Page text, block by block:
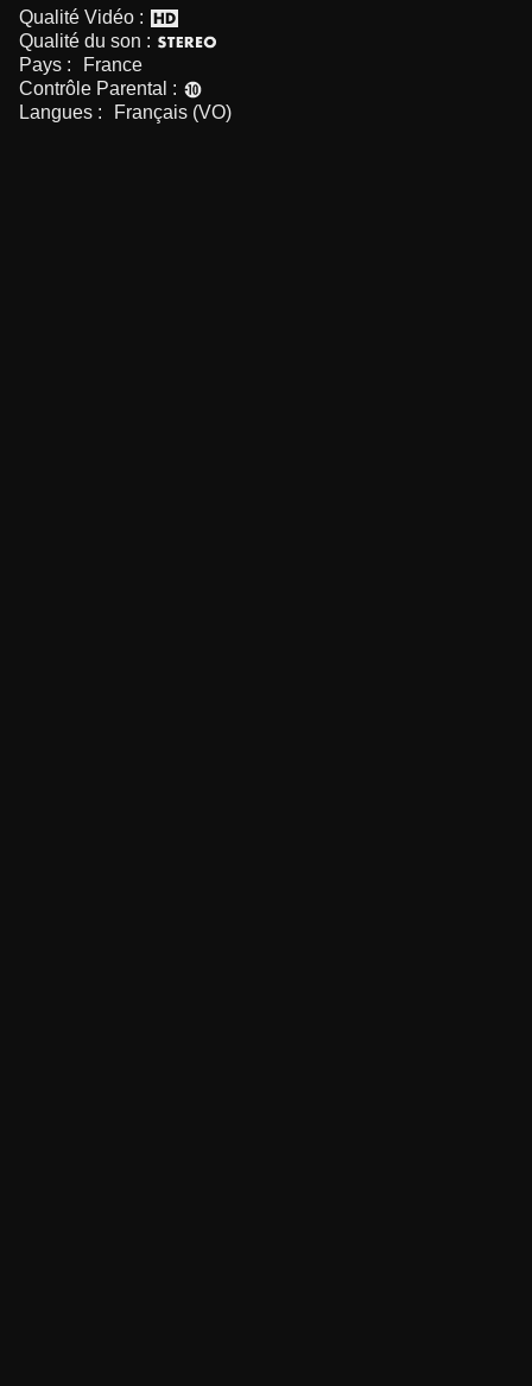
Qualité Vidéo :
Qualité du son :
Pays :
France
Contrôle Parental :
Langues :
Français (VO)